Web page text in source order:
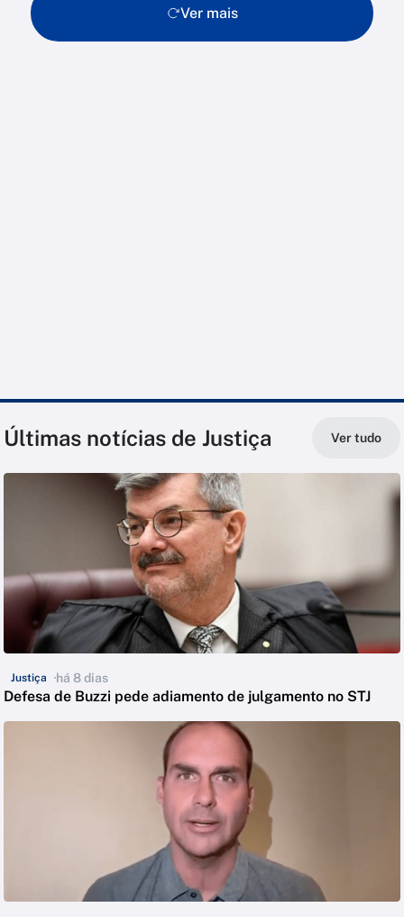
Ver mais
Últimas notícias de Justiça Ver tudo
Justiça há 8 dias
Defesa de Buzzi pede adiamento de julgamento no STJ